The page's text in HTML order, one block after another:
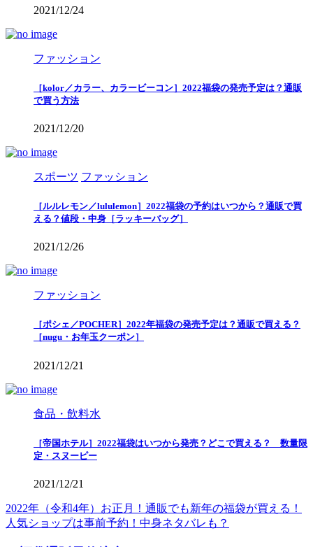
2021/12/24
ファッション
［kolor／カラー、カラービーコン］2022福袋の発売予定は？通販
で買う方法
2021/12/20
スポーツ ファッション
［ルルレモン／lululemon］2022福袋の予約はいつから？通販で買
える？値段・中身［ラッキーバッグ］
2021/12/26
ファッション
［ポシェ／POCHER］2022年福袋の発売予定は？通販で買える？
［nugu・お年玉クーポン］
2021/12/21
食品・飲料水
［帝国ホテル］2022福袋はいつから発売？どこで買える？ 数量限
定・スヌーピー
2021/12/21
2022年（令和4年）お正月！通販でも新年の福袋が買える！
人気ショップは事前予約！中身ネタバレも？